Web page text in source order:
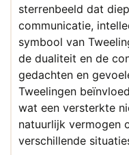
sterrenbeeld dat
communicatie,
symbool van
de dualiteit en de
gedachten en
Tweelingen
wat een versterkte
natuurlijk vermogen
verschillende